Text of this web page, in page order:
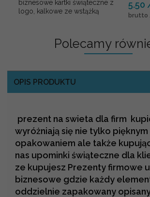
biznesowe kartki świąteczne z
logo, kalkowe ze wstążką
5.50
Polecamy
OPIS PRODUKTU
prezent na swieta dla firm
wyróżniają się nie tylko pięknym
opakowaniem ale także
nas upominki świąteczne dla
ze kupujesz Prezenty firmowe
biznesowe gdzie każdy
oddzielnie zapakowany